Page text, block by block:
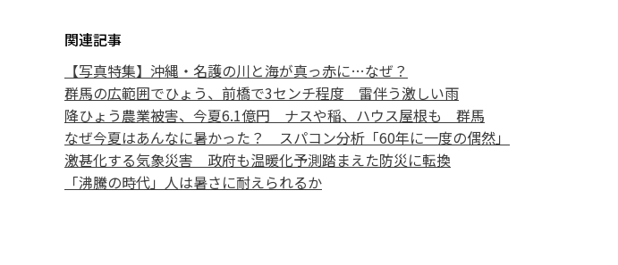
関連記事
【写真特集】沖縄・名護の川と海が真っ赤に…なぜ？
群馬の広範囲でひょう、前橋で3センチ程度 雷伴う激しい雨
降ひょう農業被害、今夏6.1億円 ナスや稲、ハウス屋根も 群馬
なぜ今夏はあんなに暑かった？ スパコン分析「60年に一度の偶然」
激甚化する気象災害 政府も温暖化予測踏まえた防災に転換
「沸騰の時代」人は暑さに耐えられるか